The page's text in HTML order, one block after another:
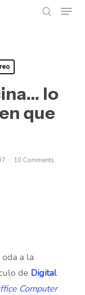
Menu
lo
que
10 Comments
a la
de Digital
Computer